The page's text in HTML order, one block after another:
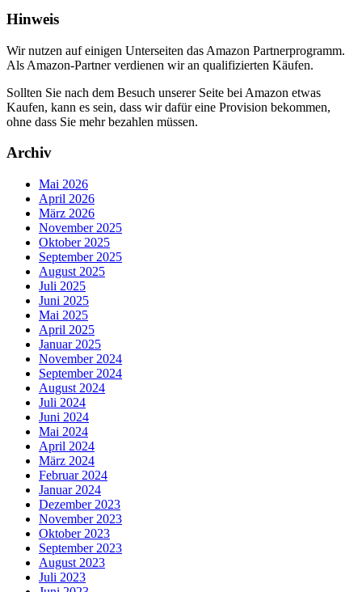
Hinweis
Wir nutzen auf einigen Unterseiten das Amazon Partnerprogramm.
Als Amazon-Partner verdienen wir an qualifizierten Käufen.
Sollten Sie nach dem Besuch unserer Seite bei Amazon etwas
Kaufen, kann es sein, dass wir dafür eine Provision bekommen,
ohne dass Sie mehr bezahlen müssen.
Archiv
Mai 2026
April 2026
März 2026
November 2025
Oktober 2025
September 2025
August 2025
Juli 2025
Juni 2025
Mai 2025
April 2025
Januar 2025
November 2024
September 2024
August 2024
Juli 2024
Juni 2024
Mai 2024
April 2024
März 2024
Februar 2024
Januar 2024
Dezember 2023
November 2023
Oktober 2023
September 2023
August 2023
Juli 2023